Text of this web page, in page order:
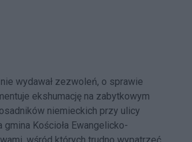
wydawał zezwoleń, o sprawie
ekshumację na zabytkowym
niemieckich przy ulicy
Kościoła Ewangelicko-